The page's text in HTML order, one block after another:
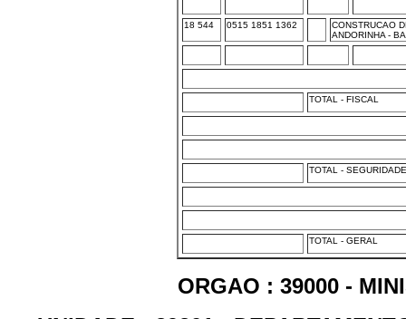
18 544 0515 1851 1362
CONSTRUCAO
ANDORINHA - BA
TOTAL - FISCAL
TOTAL - SEGURIDADE
TOTAL - GERAL
ORGAO : 39000 -